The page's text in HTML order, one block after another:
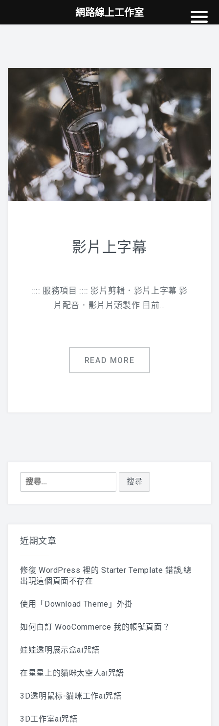
高雄網頁設計
網站SEO
NEWS
教學
AI
影片上字幕
:::: 服務項目 :::: 影片剪輯．影片上字幕 影
片配音．影片片頭製作 目前…
READ MORE
搜
尋
近期文章
修復 WordPress 裡的 Starter Template 錯誤,總
出現這個頁面不存在
使用「Download Theme」外掛
如何自訂 WooCommerce 我的帳號頁面？
娃娃透明展示盒ai咒語
在星星上的貓咪太空人ai咒語
3D透明鼠标-貓咪工作ai咒語
3D工作室ai咒語
網路線上工作室